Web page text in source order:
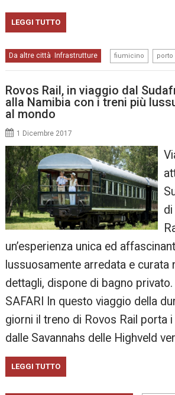
LEGGI TUTTO
Da altre città, Infrastrutture fiumicino
Rovos Rail, in viaggio dal
alla Namibia con i treni più
al mondo
1 Dicembre 2017
un’esperienza unica ed
lussuosamente arredata e curata
dettagli, dispone di bagno
SAFARI In questo viaggio della
giorni il treno di Rovos Rail porta
dalle Savannahs delle Highveld
LEGGI TUTTO